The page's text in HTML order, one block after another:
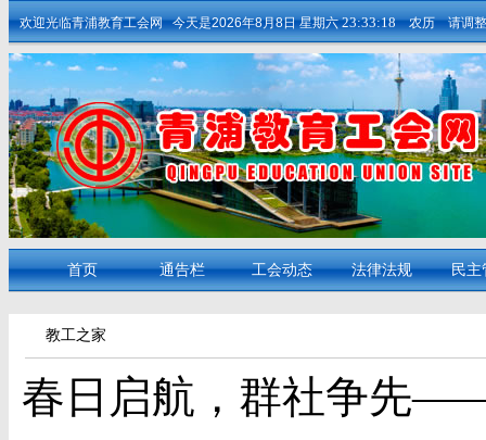
欢迎光临青浦教育工会网今天是2026年8月8日星期六23:33:18农历 请调整
首页 通告栏 工会动态 法律法规 民主
教工之家
春日启航，群社争先